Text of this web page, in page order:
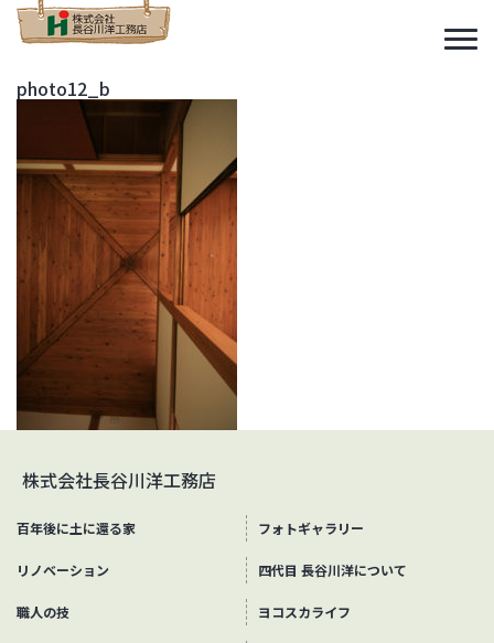
photo12_b
株式会社長谷川洋工務店
百年後に土に還る家 フォトギャラリー
リノベーション 四代目 長谷川洋について
職人の技 ヨコスカライフ